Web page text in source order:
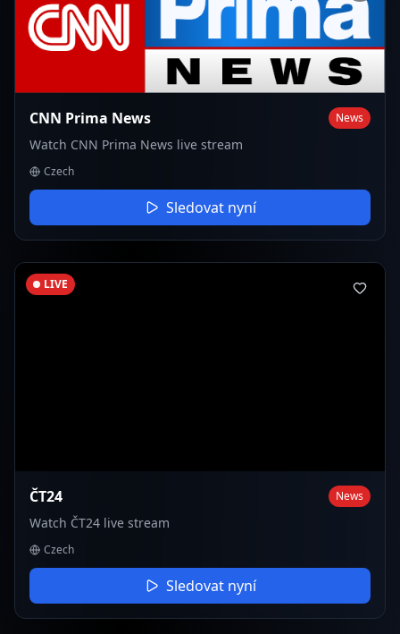
CNN Prima News News
Watch CNN Prima News live stream
Czech
Sledovat nyní
LIVE
ČT24 News
Watch ČT24 live stream
Czech
Sledovat nyní